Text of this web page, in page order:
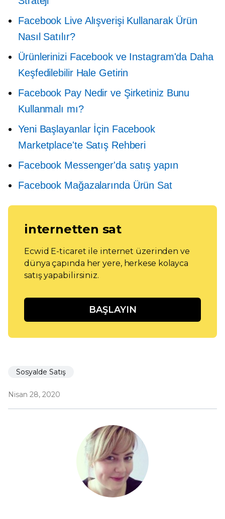
Facebook Live Alışverişi Kullanarak Ürün
Nasıl Satılır?
Ürünlerinizi Facebook ve Instagram'da Daha
Keşfedilebilir Hale Getirin
Facebook Pay Nedir ve Şirketiniz Bunu
Kullanmalı mı?
Yeni Başlayanlar İçin Facebook
Marketplace'te Satış Rehberi
Facebook Messenger'da satış yapın
Facebook Mağazalarında Ürün Sat
internetten sat
Ecwid E-ticaret ile internet üzerinden ve
dünya çapında her yere, herkese kolayca
satış yapabilirsiniz.
BAŞLAYIN
Sosyalde Satış
Nisan 28, 2020